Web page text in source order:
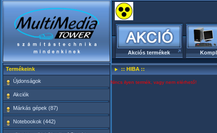
Akciós termékek
Termékeink
Újdonságok
Akciók
Márkás gépek (87)
Notebookok (442)
:: HIBA ::
Nincs ilyen termék, vagy nem elérhető!